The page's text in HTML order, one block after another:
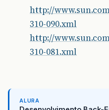
http://
310-090.xml
http://
310-081.xml
ALURA